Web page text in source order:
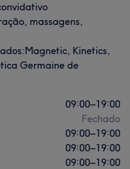
massagens,
Kinetics,
Germaine de
09:00–19:00
Fechado
09:00–19:00
09:00–19:00
09:00–19:00